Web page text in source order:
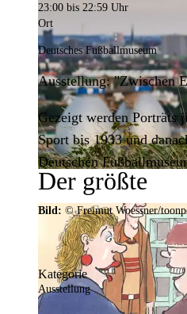
Der größte
Region
Mit weit über 4.000
23:00 bis 22:59 Uhr
Ort
Deutsches Fußballmuseum
Ausstellung: "Zwischen
Gezeigt werden Porträts
Sport bis 1933 und
Deutschen
Bild: © Freimut Woessner/
Kategorie
Ausstellung